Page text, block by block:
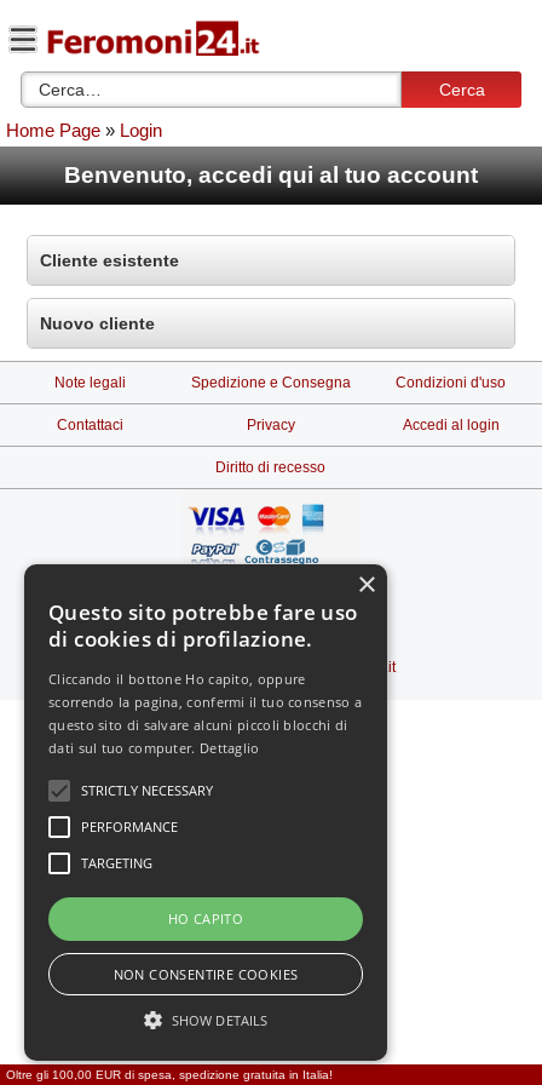
Cerca
Home Page » Login
Benvenuto, accedi qui al tuo account
Cliente esistente
Nuovo cliente
Note legali Spedizione e Consegna Condizioni d'uso
Contattaci Privacy Accedi al login
Diritto di recesso
Vedi il sito in:
Feromoni24.it
Oltre gli 100,00 EUR di spesa, spedizione gratuita in Italia!
Questo sito potrebbe fare uso
di cookies di profilazione.
Cliccando il bottone Ho capito, oppure
scorrendo la pagina, confermi il tuo consenso a
questo sito di salvare alcuni piccoli blocchi di
dati sul tuo computer. Dettaglio
STRICTLY NECESSARY
PERFORMANCE
TARGETING
HO CAPITO
NON CONSENTIRE COOKIES
SHOW DETAILS
×